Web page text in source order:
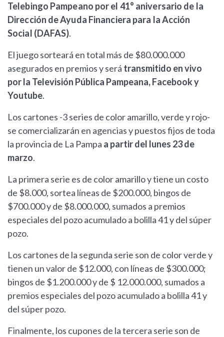
Telebingo Pampeano por el 41° aniversario de la
Dirección de Ayuda Financiera para la Acción
Social (DAFAS).
El juego sorteará en total más de $80.000.000
asegurados en premios y será transmitido en vivo
por la Televisión Pública Pampeana, Facebook y
Youtube.
Los cartones -3 series de color amarillo, verde y rojo-
se comercializarán en agencias y puestos fijos de toda
la provincia de La Pampa a partir del lunes 23 de
marzo.
La primera serie es de color amarillo y tiene un costo
de $8.000, sortea líneas de $200.000, bingos de
$700.000 y de $8.000.000, sumados a premios
especiales del pozo acumulado a bolilla 41 y del súper
pozo.
Los cartones de la segunda serie son de color verde y
tienen un valor de $12.000, con líneas de $300.000;
bingos de $1.200.000 y de $ 12.000.000, sumados a
premios especiales del pozo acumulado a bolilla 41 y
del súper pozo.
Finalmente, los cupones de la tercera serie son de